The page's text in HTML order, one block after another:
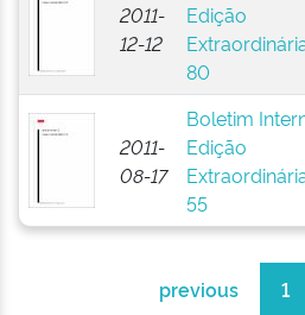
2011-
12-12
Edição
80
2011-
08-17
Boletim
Edição
55
previous 1